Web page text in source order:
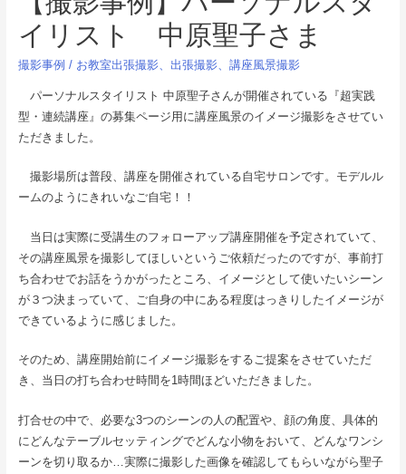
イリスト 中原聖子さま
撮影事例 / お教室出張撮影、 出張撮影、 講座風景撮影
パーソナルスタイリスト 中原聖子さんが開催されている『超実践
型・連続講座』の募集ページ用に講座風景のイメージ撮影をさせてい
ただきました。
撮影場所は普段、講座を開催されている自宅サロンです。モデルル
ームのようにきれいなご自宅！！
当日は実際に受講生のフォローアップ講座開催を予定されていて、
その講座風景を撮影してほしいというご依頼だったのですが、事前打
ち合わせでお話をうかがったところ、イメージとして使いたいシーン
が３つ決まっていて、ご自身の中にある程度はっきりしたイメージが
できているように感じました。
そのため、講座開始前にイメージ撮影をするご提案をさせていただ
き、当日の打ち合わせ時間を1時間ほどいただきました。
打合せの中で、必要な3つのシーンの人の配置や、顔の角度、具体的
にどんなテーブルセッティングでどんな小物をおいて、どんなワンシ
ーンを切り取るか…実際に撮影した画像を確認してもらいながら聖子